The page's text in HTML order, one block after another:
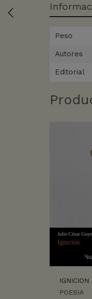
Peso
Autores
Editorial
IGNICION
POESIA